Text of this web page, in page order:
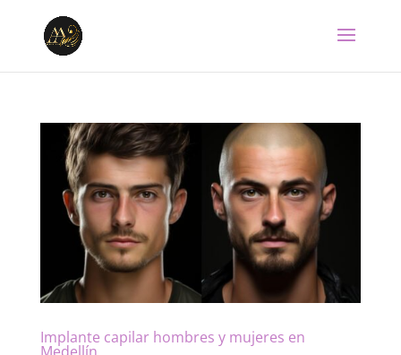
Implante capilar hombres y mujeres en